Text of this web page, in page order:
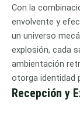
Con la
envolvente y
un universo
explosión, cada
ambientación
otorga identidad
Recepción y